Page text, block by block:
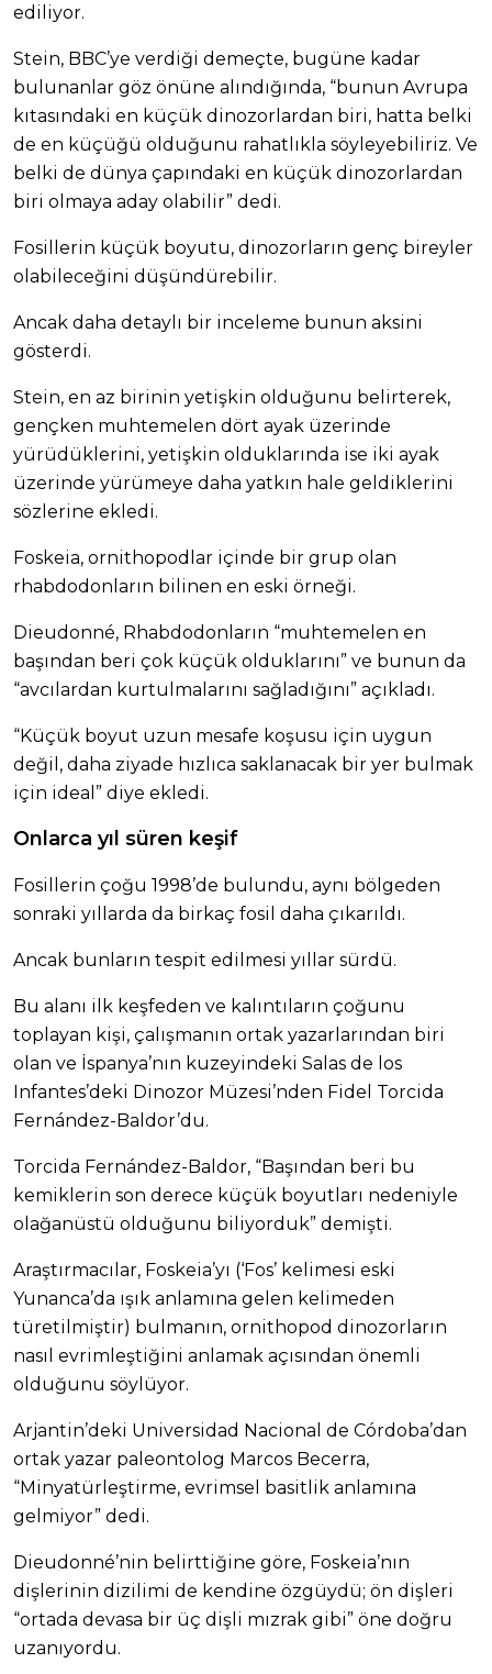
ediliyor.
Stein, BBC’ye verdiği demeçte, bugüne kadar
bulunanlar göz önüne alındığında, “bunun Avrupa
kıtasındaki en küçük dinozorlardan biri, hatta belki
de en küçüğü olduğunu rahatlıkla söyleyebiliriz. Ve
belki de dünya çapındaki en küçük dinozorlardan
biri olmaya aday olabilir” dedi.
Fosillerin küçük boyutu, dinozorların genç bireyler
olabileceğini düşündürebilir.
Ancak daha detaylı bir inceleme bunun aksini
gösterdi.
Stein, en az birinin yetişkin olduğunu belirterek,
gençken muhtemelen dört ayak üzerinde
yürüdüklerini, yetişkin olduklarında ise iki ayak
üzerinde yürümeye daha yatkın hale geldiklerini
sözlerine ekledi.
Foskeia, ornithopodlar içinde bir grup olan
rhabdodonların bilinen en eski örneği.
Dieudonné, Rhabdodonların “muhtemelen en
başından beri çok küçük olduklarını” ve bunun da
“avcılardan kurtulmalarını sağladığını” açıkladı.
“Küçük boyut uzun mesafe koşusu için uygun
değil, daha ziyade hızlıca saklanacak bir yer bulmak
için ideal” diye ekledi.
Onlarca yıl süren keşif
Fosillerin çoğu 1998’de bulundu, aynı bölgeden
sonraki yıllarda da birkaç fosil daha çıkarıldı.
Ancak bunların tespit edilmesi yıllar sürdü.
Bu alanı ilk keşfeden ve kalıntıların çoğunu
toplayan kişi, çalışmanın ortak yazarlarından biri
olan ve İspanya’nın kuzeyindeki Salas de los
Infantes’deki Dinozor Müzesi’nden Fidel Torcida
Fernández-Baldor’du.
Torcida Fernández-Baldor, “Başından beri bu
kemiklerin son derece küçük boyutları nedeniyle
olağanüstü olduğunu biliyorduk” demişti.
Araştırmacılar, Foskeia’yı (‘Fos’ kelimesi eski
Yunanca’da ışık anlamına gelen kelimeden
türetilmiştir) bulmanın, ornithopod dinozorların
nasıl evrimleştiğini anlamak açısından önemli
olduğunu söylüyor.
Arjantin’deki Universidad Nacional de Córdoba’dan
ortak yazar paleontolog Marcos Becerra,
“Minyatürleştirme, evrimsel basitlik anlamına
gelmiyor” dedi.
Dieudonné’nin belirttiğine göre, Foskeia’nın
dişlerinin dizilimi de kendine özgüydü; ön dişleri
“ortada devasa bir üç dişli mızrak gibi” öne doğru
uzanıyordu.